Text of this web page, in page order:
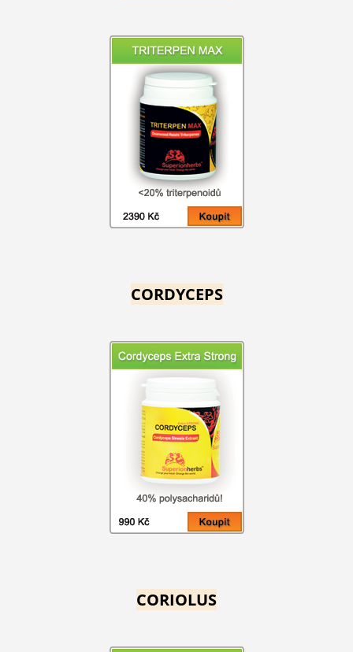
CORDYCEPS
CORIOLUS